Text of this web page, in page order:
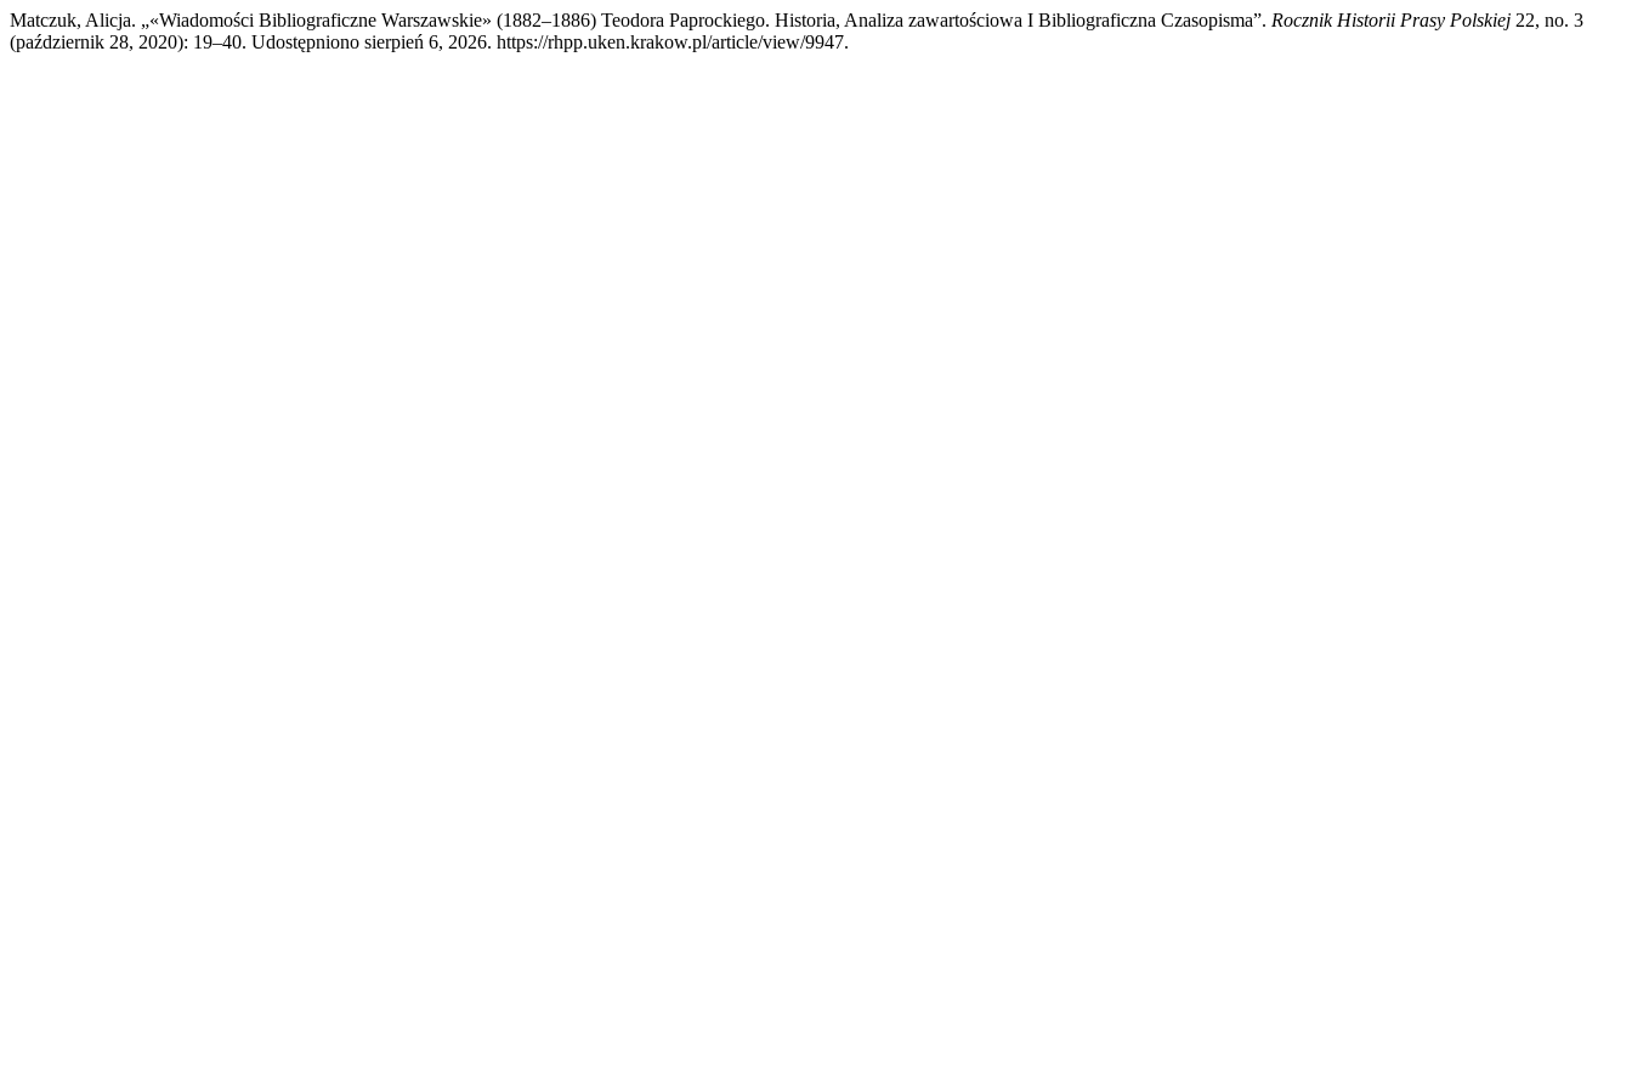
Matczuk, Alicja. „«Wiadomości Bibliograficzne Warszawskie» (1882–1886) Teodora Paprockiego. Historia, Analiza zawartościowa I Bibliograficzna Czasopisma”. Rocznik Historii Prasy Polskiej 22, no. 3
(październik 28, 2020): 19–40. Udostępniono sierpień 6, 2026. https://rhpp.uken.krakow.pl/article/view/9947.